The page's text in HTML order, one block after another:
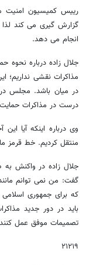
رییس کمیسیون امنیت
گزارش گیری می کند
انجام می دهد.
جلال زاده درباره
مذاکرات نقشی
در میان باشد. مجلس
درست در مذاکرات
وی درباره اینکه آیا
منتقل کردیم. خط قرمز
گفت: من نمی توانم
که برای جمهوری
باید در دور جدید
تصمیمات موفق عمل
۲۱۲۱۹